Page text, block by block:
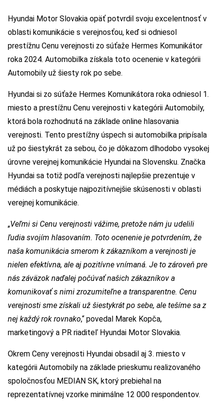
Hyundai Motor Slovakia opäť potvrdil svoju excelentnosť v
oblasti komunikácie s verejnosťou, keď si odniesol
prestížnu Cenu verejnosti zo súťaže Hermes Komunikátor
roka 2024. Automobilka získala toto ocenenie v kategórii
Automobily už šiesty rok po sebe.
Hyundai si zo súťaže Hermes Komunikátora roka odniesol 1.
miesto a prestížnu Cenu verejnosti v kategórii Automobily,
ktorá bola rozhodnutá na základe online hlasovania
verejnosti. Tento prestížny úspech si automobilka pripísala
už po šiestykrát za sebou, čo je dôkazom dlhodobo vysokej
úrovne verejnej komunikácie Hyundai na Slovensku. Značka
Hyundai sa totiž podľa verejnosti najlepšie prezentuje v
médiách a poskytuje najpozitívnejšie skúsenosti v oblasti
verejnej komunikácie.
„Veľmi si Cenu verejnosti vážime, pretože nám ju udelili
ľudia svojím hlasovaním. Toto ocenenie je potvrdením, že
naša komunikácia smerom k zákazníkom a verejnosti je
nielen efektívna, ale aj pozitívne vnímaná. Je to zároveň pre
nás záväzok naďalej počúvaťnašich zákazníkov a
komunikovaťs nimi zrozumiteľne a transparentne. Cenu
verejnosti sme získali už šiestykrát po sebe, ale tešíme sa z
nej každý rok rovnako,“ povedal Marek Kopča,
marketingový a PR riaditeľ Hyundai Motor Slovakia.
Okrem Ceny verejnosti Hyundai obsadil aj 3. miesto v
kategórii Automobily na základe prieskumu realizovaného
spoločnosťou MEDIAN SK, ktorý prebiehal na
reprezentatívnej vzorke minimálne 12 000 respondentov.